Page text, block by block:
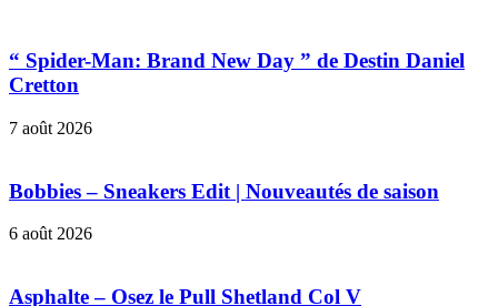
“ Spider-Man: Brand New Day ” de Destin Daniel
Cretton
7 août 2026
Bobbies – Sneakers Edit | Nouveautés de saison
6 août 2026
Asphalte – Osez le Pull Shetland Col V